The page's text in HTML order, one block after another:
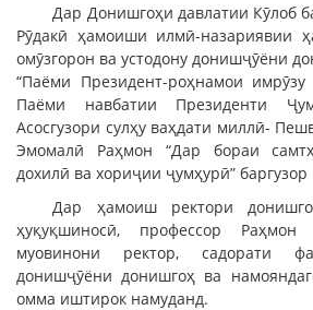
Дар Донишгоҳи давлатии Кӯлоб
Рӯдакӣ ҳамоиши илмӣ-назариявии
омӯзгорон ва устодону донишҷӯёни
“Паёми Президент-роҳнамои
Паёми навбатии Президенти
Асосгузори сулҳу ваҳдати миллӣ-
Эмомалӣ Раҳмон “Дар бораи
дохилӣ ва хориҷии ҷумҳурӣ” баргузор
Дар ҳамоиш ректори
ҳуқуқшиносӣ, профессор
муовинони ректор, садорати
донишҷӯёни донишгоҳ ва
омма иштирок намуданд.